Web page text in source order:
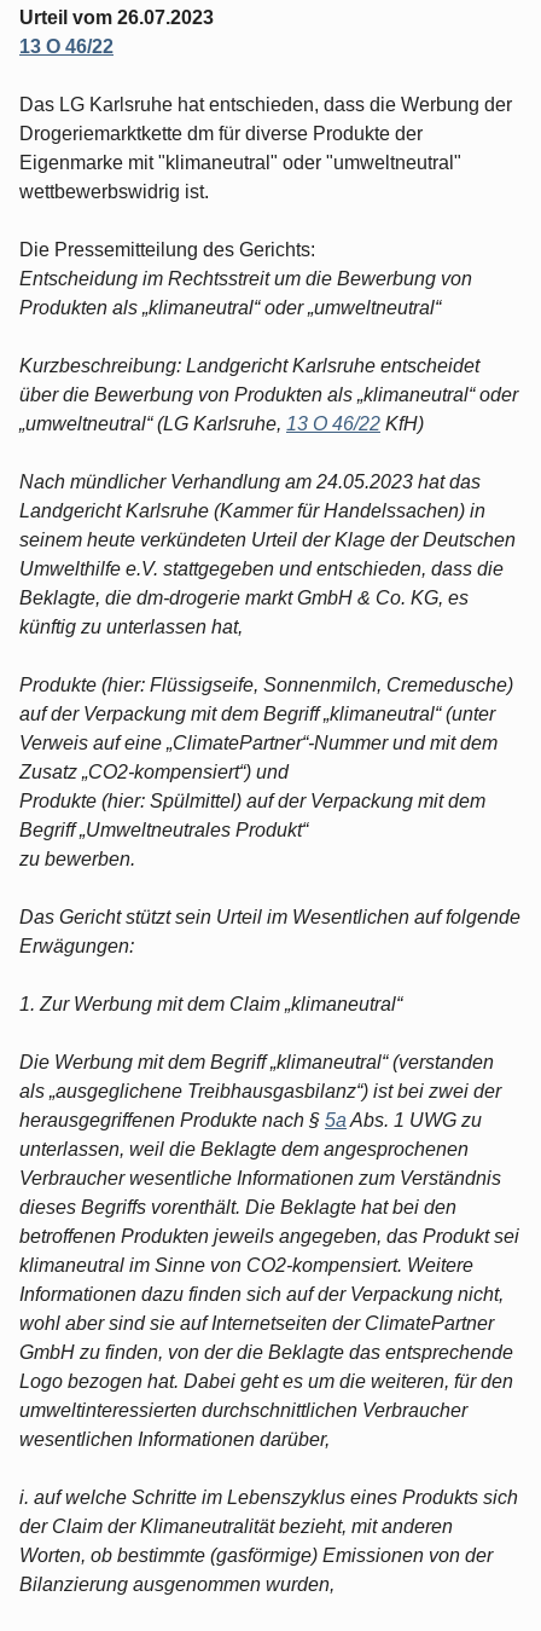
Urteil vom 26.07.2023
13 O 46/22
Das LG Karlsruhe hat entschieden, dass die Werbung der
Drogeriemarktkette dm für diverse Produkte der
Eigenmarke mit "klimaneutral" oder "umweltneutral"
wettbewerbswidrig ist.
Die Pressemitteilung des Gerichts:
Entscheidung im Rechtsstreit um die Bewerbung von
Produkten als „klimaneutral“ oder „umweltneutral“
Kurzbeschreibung: Landgericht Karlsruhe entscheidet
über die Bewerbung von Produkten als „klimaneutral“ oder
„umweltneutral“ (LG Karlsruhe, 13 O 46/22 KfH)
Nach mündlicher Verhandlung am 24.05.2023 hat das
Landgericht Karlsruhe (Kammer für Handelssachen) in
seinem heute verkündeten Urteil der Klage der Deutschen
Umwelthilfe e.V. stattgegeben und entschieden, dass die
Beklagte, die dm-drogerie markt GmbH & Co. KG, es
künftig zu unterlassen hat,
Produkte (hier: Flüssigseife, Sonnenmilch, Cremedusche)
auf der Verpackung mit dem Begriff „klimaneutral“ (unter
Verweis auf eine „ClimatePartner“-Nummer und mit dem
Zusatz „CO2-kompensiert“) und
Produkte (hier: Spülmittel) auf der Verpackung mit dem
Begriff „Umweltneutrales Produkt“
zu bewerben.
Das Gericht stützt sein Urteil im Wesentlichen auf folgende
Erwägungen:
1. Zur Werbung mit dem Claim „klimaneutral“
Die Werbung mit dem Begriff „klimaneutral“ (verstanden
als „ausgeglichene Treibhausgasbilanz“) ist bei zwei der
herausgegriffenen Produkte nach § 5a Abs. 1 UWG zu
unterlassen, weil die Beklagte dem angesprochenen
Verbraucher wesentliche Informationen zum Verständnis
dieses Begriffs vorenthält. Die Beklagte hat bei den
betroffenen Produkten jeweils angegeben, das Produkt sei
klimaneutral im Sinne von CO2-kompensiert. Weitere
Informationen dazu finden sich auf der Verpackung nicht,
wohl aber sind sie auf Internetseiten der ClimatePartner
GmbH zu finden, von der die Beklagte das entsprechende
Logo bezogen hat. Dabei geht es um die weiteren, für den
umweltinteressierten durchschnittlichen Verbraucher
wesentlichen Informationen darüber,
i. auf welche Schritte im Lebenszyklus eines Produkts sich
der Claim der Klimaneutralität bezieht, mit anderen
Worten, ob bestimmte (gasförmige) Emissionen von der
Bilanzierung ausgenommen wurden,